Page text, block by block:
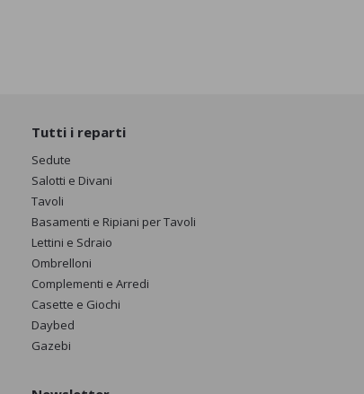
Tutti i reparti
Sedute
Salotti e Divani
Tavoli
Basamenti e Ripiani per Tavoli
Lettini e Sdraio
Ombrelloni
Complementi e Arredi
Casette e Giochi
Daybed
Gazebi